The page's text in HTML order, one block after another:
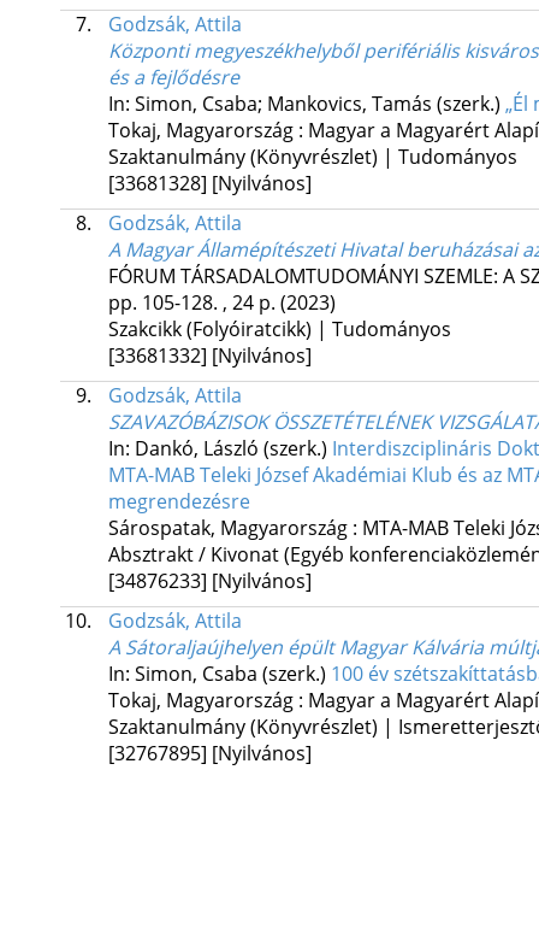
7.
Godzsák, Attila
Központi megyeszékhelyből perifériális
és a fejlődésre
In: Simon, Csaba; Mankovics, Tamás (szerk.) „Él
Tokaj, Magyarország : Magyar a Magyarért
Szaktanulmány (Könyvrészlet) | Tudományos
[33681328] [Nyilvános]
8.
Godzsák, Attila
A Magyar Államépítészeti Hivatal beruházásai
FÓRUM TÁRSADALOMTUDOMÁNYI SZEMLE: A
pp. 105-128. , 24 p. (2023)
Szakcikk (Folyóiratcikk) | Tudományos
[33681332] [Nyilvános]
9.
Godzsák, Attila
SZAVAZÓBÁZISOK ÖSSZETÉTELÉNEK
In: Dankó, László (szerk.) Interdiszciplináris
MTA-MAB Teleki József Akadémiai Klub és az
megrendezésre
Sárospatak, Magyarország : MTA-MAB Teleki
Absztrakt / Kivonat (Egyéb
[34876233] [Nyilvános]
10.
Godzsák, Attila
A Sátoraljaújhelyen épült Magyar Kálvária
In: Simon, Csaba (szerk.) 100 év
Tokaj, Magyarország : Magyar a Magyarért
Szaktanulmány (Könyvrészlet) |
[32767895] [Nyilvános]